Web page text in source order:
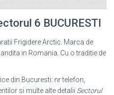
6 BUCURESTI
Frigidere Arctic. Marca de
in Romania. Cu o traditie de
din Bucuresti: nr telefon,
si multe alte detalii Sectorul